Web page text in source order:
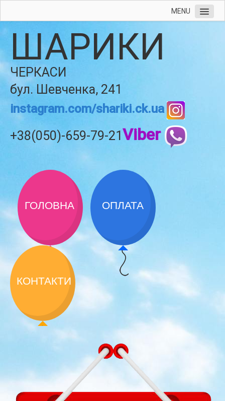
MENU
ШАРИКИ
ЧЕРКАСИ
бул. Шевченка, 241
instagram.com/shariki.ck.ua
+38(050)-659-79-21Viber
ГОЛОВНА ОПЛАТА
КОНТАКТИ